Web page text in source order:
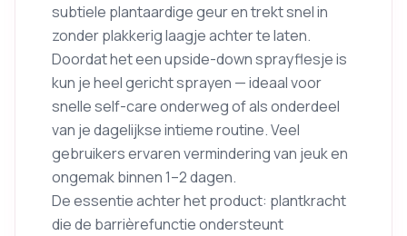
subtiele plantaardige geur en trekt snel in
zonder plakkerig laagje achter te laten.
Doordat het een upside-down sprayflesje is
kun je heel gericht sprayen — ideaal voor
snelle self-care onderweg of als onderdeel
van je dagelijkse intieme routine. Veel
gebruikers ervaren vermindering van jeuk en
ongemak binnen 1–2 dagen.
De essentie achter het product: plantkracht
die de barrièrefunctie ondersteunt